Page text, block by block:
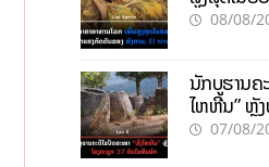
ກົດດັນຂອງ
08/08/
ນັກບູຮານຄ
ໄຫຫີນ” ຫຼັ
ຄົນໃນຫີນ
07/08/